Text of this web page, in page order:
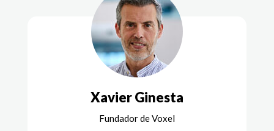
Xavier Ginesta
Fundador de Voxel